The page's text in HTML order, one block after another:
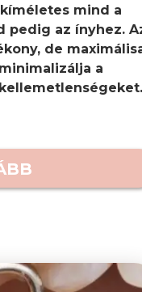
mind a
pedig az ínyhez.
de
a